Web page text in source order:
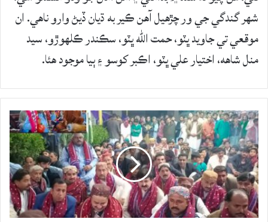
شهر گندگي جي ور چڙهيل آهن ڪير به ڌيان ڏيڻ وارو ناهي. ان
موقعي تي جاويد ڀٽو، حمت الله ڀٽو، سڪندر ڪلھوڙو، سيد
منل شاهه، اختيار علي ڀٽو، اڪبر کوسو ۽ ٻيا موجود ھئا.